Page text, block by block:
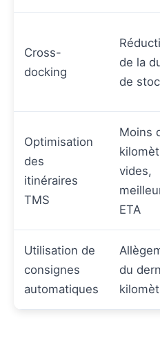
Cross-
docking
de la
de
Optimisation
des
itinéraires
TMS
Moins
vides,
ETA
Utilisation de
consignes
automatiques
du